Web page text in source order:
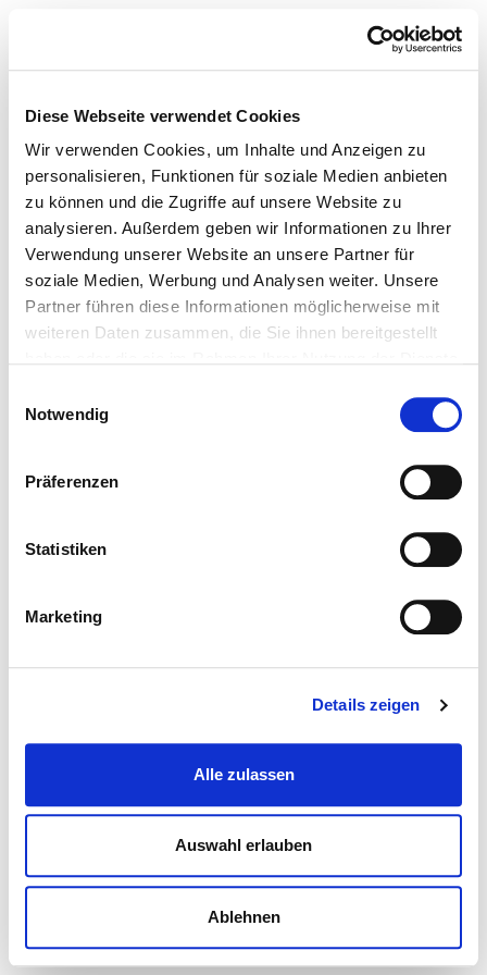
Diese Webseite verwendet Cookies
Wir verwenden Cookies, um Inhalte und Anzeigen zu
personalisieren, Funktionen für soziale Medien anbieten
zu können und die Zugriffe auf unsere Website zu
analysieren. Außerdem geben wir Informationen zu Ihrer
Verwendung unserer Website an unsere Partner für
soziale Medien, Werbung und Analysen weiter. Unsere
Partner führen diese Informationen möglicherweise mit
weiteren Daten zusammen, die Sie ihnen bereitgestellt
Notwendig
Präferenzen
Statistiken
Marketing
Details zeigen
Alle zulassen
Auswahl erlauben
Ablehnen